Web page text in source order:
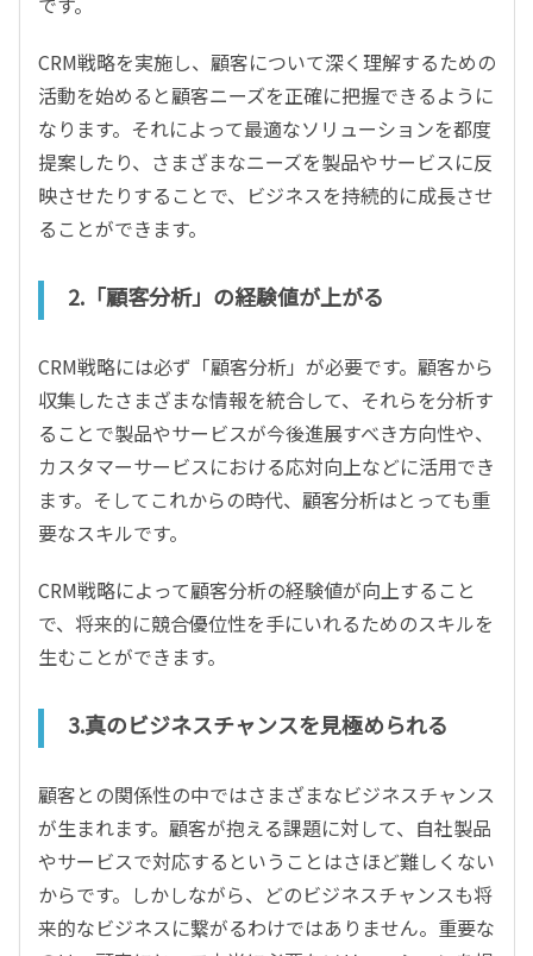
CRM戦略を実施し、顧客について深く理解するための
活動を始めると顧客ニーズを正確に把握できるように
なります。それによって最適なソリューションを都度
提案したり、さまざまなニーズを製品やサービスに反
映させたりすることで、ビジネスを持続的に成長させ
ることができます。
2.「顧客分析」の経験値が上がる
CRM戦略には必ず「顧客分析」が必要です。顧客から
収集したさまざまな情報を統合して、それらを分析す
ることで製品やサービスが今後進展すべき方向性や、
カスタマーサービスにおける応対向上などに活用でき
ます。そしてこれからの時代、顧客分析はとっても重
要なスキルです。
CRM戦略によって顧客分析の経験値が向上すること
で、将来的に競合優位性を手にいれるためのスキルを
生むことができます。
3.真のビジネスチャンスを見極められる
顧客との関係性の中ではさまざまなビジネスチャンス
が生まれます。顧客が抱える課題に対して、自社製品
やサービスで対応するということはさほど難しくない
からです。しかしながら、どのビジネスチャンスも将
来的なビジネスに繋がるわけではありません。重要な